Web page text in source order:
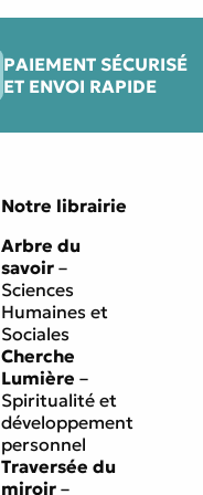
PAIEMENT SÉCURISÉ
ET ENVOI RAPIDE
Notre librairie
Arbre du
savoir –
Sciences
Humaines et
Sociales
Cherche
Lumière –
Spiritualité et
développement
personnel
Traversée du
miroir –